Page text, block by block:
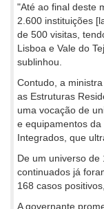
"Até ao final deste
2.600 instituições
de 500 visitas,
Lisboa e Vale do
sublinhou.
Contudo, a
as Estruturas
uma vocação de
e equipamentos
Integrados, que
De um universo
continuados já
168 casos
A governante